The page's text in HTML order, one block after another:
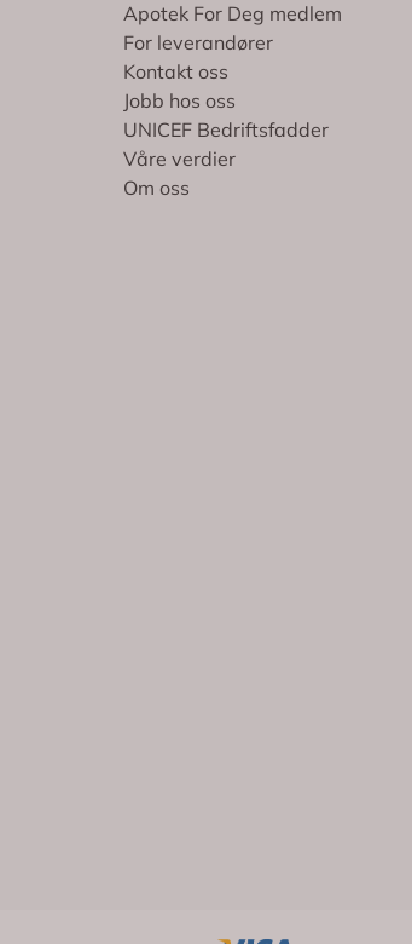
Apotek For Deg medlem
For leverandører
Kontakt oss
Jobb hos oss
UNICEF Bedriftsfadder
Våre verdier
Om oss